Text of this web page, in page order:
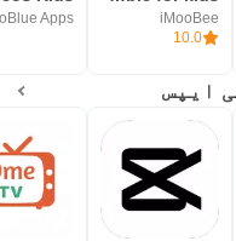
iMooBee
10.0
Apps